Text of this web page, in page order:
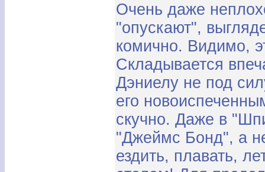
Очень даже
"опускают",
комично. Видимо,
Складывается
Дэниелу не под
его
скучно. Даже в
"Джеймс Бонд", а
ездить, плавать,